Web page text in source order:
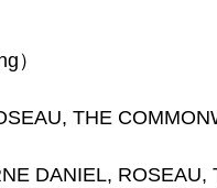
）
THE
ROSEAU,